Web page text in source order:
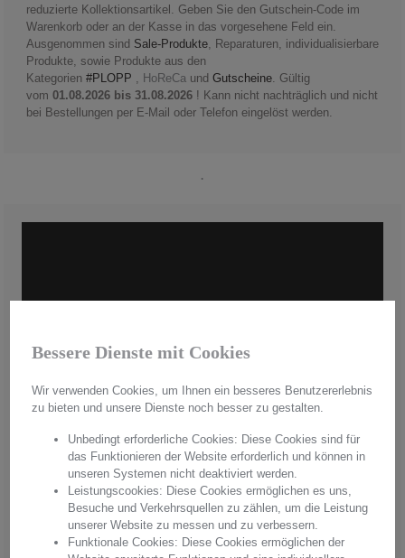
reduzierte Kollektionsartikel. Geben Sie den Gutschein-Code im
Warenkorb oder an der Kasse in das vorgesehene Feld ein.
Ausgenommen sind Sale-Produkte , Reparaturen, individualisierbare
Produkte, sowie Produkte aus den
Kategorien #PLOPP HoReCa und Gutscheine . Gültig
vom 01.08.2026 bis 31.08.2026 ! Kann nicht nachträglich und nicht
bei Bestellungen per E-Mail oder Telefon eingelöst werden.
.
Handmade in Germany
Aus hochwertigstem Kristallglas werden in aufwendiger Handarbeit
"Made in Germany" einzigartige Unikate hergestellt. Mit jedem
Produkt erwerben Sie pures Handwerk in einer einzigartigen Qualität
Bessere Dienste mit Cookies
Wir verwenden Cookies, um Ihnen ein besseres Benutzererlebnis
zu bieten und unsere Dienste noch besser zu gestalten.
Unbedingt erforderliche Cookies: Diese Cookies sind für
das Funktionieren der Website erforderlich und können in
unseren Systemen nicht deaktiviert werden.
Leistungscookies: Diese Cookies ermöglichen es uns,
Besuche und Verkehrsquellen zu zählen, um die Leistung
unserer Website zu messen und zu verbessern.
Funktionale Cookies: Diese Cookies ermöglichen der